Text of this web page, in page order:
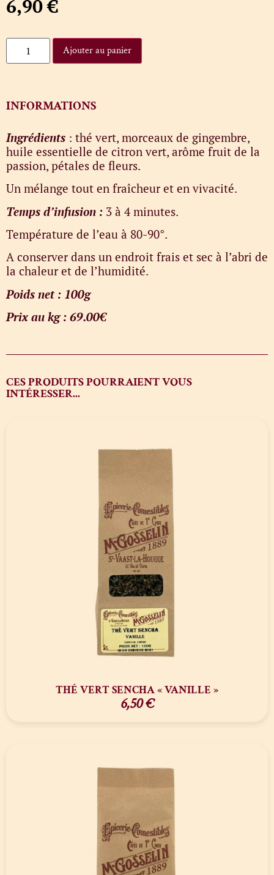
6,90€
Ajouter au panier
INFORMATIONS
Ingrédients : thé vert, morceaux de gingembre,
huile essentielle de citron vert, arôme fruit de la
passion, pétales de fleurs.
Un mélange tout en fraîcheur et en vivacité.
Temps d’infusion : 3 à 4 minutes.
Température de l’eau à 80-90°.
A conserver dans un endroit frais et sec à l’abri de
la chaleur et de l’humidité.
Poids net : 100g
Prix au kg : 69.00€
CES PRODUITS POURRAIENT VOUS
INTÉRESSER...
THÉ VERT SENCHA « VANILLE »
6,50€